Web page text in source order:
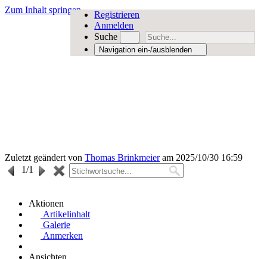
Zum Inhalt springen
Registrieren
Anmelden
Suche
Navigation ein-/ausblenden
Zuletzt geändert von Thomas Brinkmeieram 2025/10/30 16:59
1/1
Aktionen
Artikelinhalt
Galerie
Anmerken
Ansichten